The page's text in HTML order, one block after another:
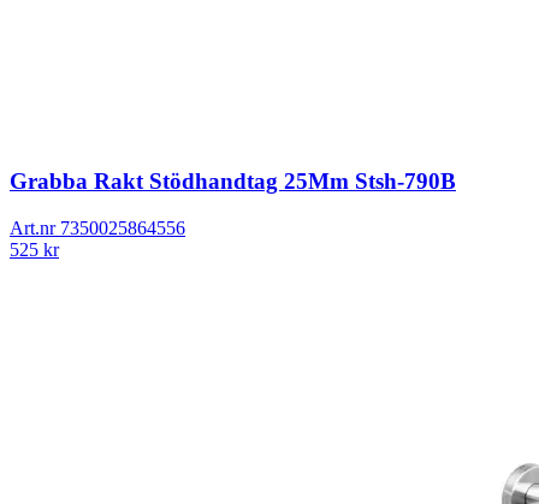
Grabba Rakt Stödhandtag 25Mm Stsh-790B
Art.nr 7350025864556
525 kr